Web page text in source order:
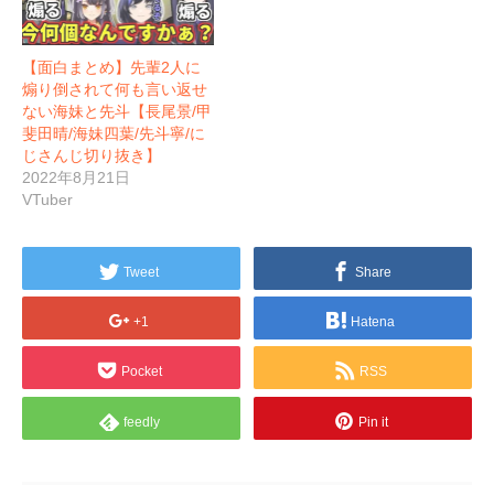
【面白まとめ】先輩2人に
煽り倒されて何も言い返せ
ない海妹と先斗【長尾景/甲
斐田晴/海妹四葉/先斗寧/に
じさんじ切り抜き】
2022年8月21日
VTuber
Tweet Share
+1 Hatena
Pocket RSS
feedly Pin it